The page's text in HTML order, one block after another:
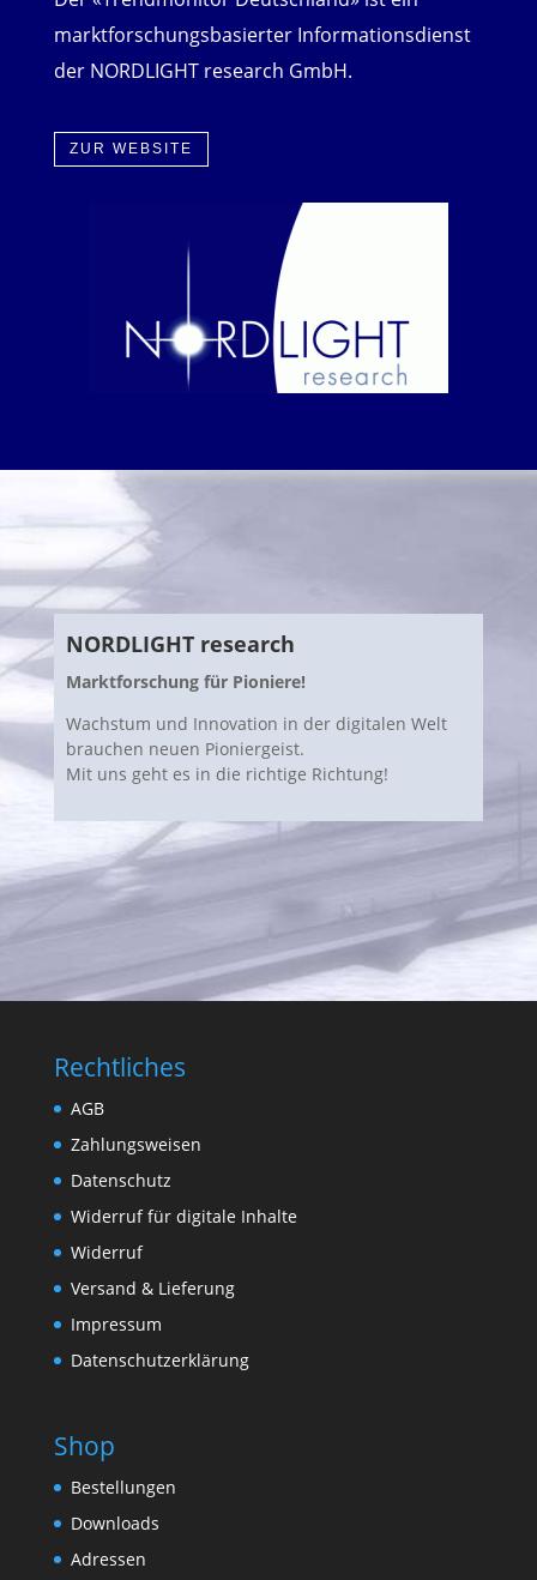
marktforschungsbasierter Informationsdienst
der NORDLIGHT research GmbH.
ZUR WEBSITE
NORDLIGHT research
Marktforschung für Pioniere!
Wachstum und Innovation in der digitalen Welt
brauchen neuen Pioniergeist.
Mit uns geht es in die richtige Richtung!
Rechtliches
AGB
Zahlungsweisen
Datenschutz
Widerruf für digitale Inhalte
Widerruf
Versand & Lieferung
Impressum
Datenschutzerklärung
Shop
Bestellungen
Downloads
Adressen